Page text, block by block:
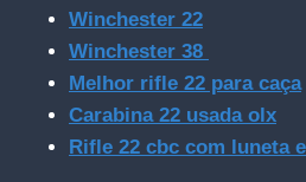
Winchester 22
Winchester 38
Melhor rifle 22 para caça
Carabina 22 usada olx
Rifle 22 cbc com luneta